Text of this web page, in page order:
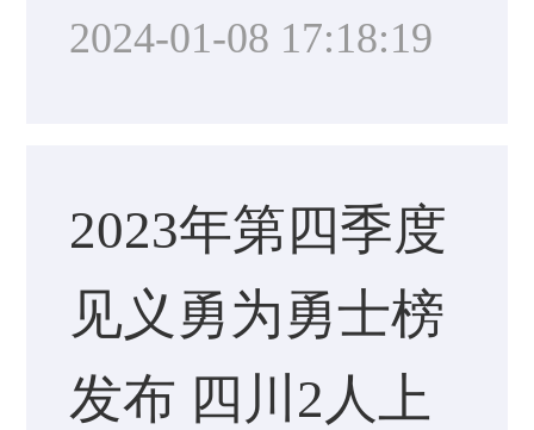
2024-01-08 17:18:19
2023年第四季度
见义勇为勇士榜
发布 四川2人上